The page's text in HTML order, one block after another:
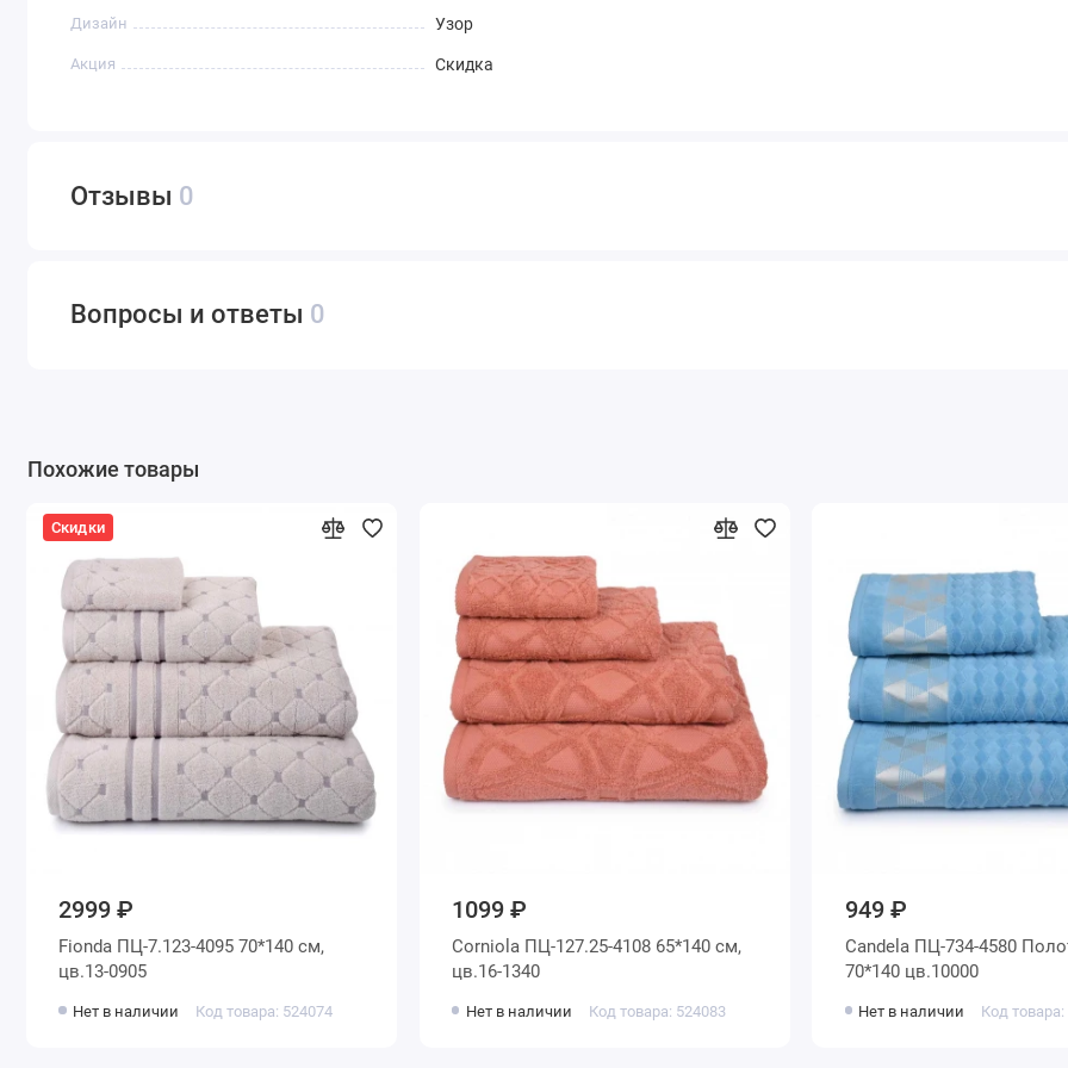
Дизайн Узор
Акция Скидка
Отзывы 0
Вопросы и ответы 0
Похожие товары
Скидки
2999 ₽
Fionda ПЦ-7.123-4095 70*140 см,
цв.13-0905
Нет в наличии Код товара: 524074
1099 ₽
Corniola ПЦ-127.25-4108 65*140 см,
цв.16-1340
Нет в наличии Код товара: 524083
949 ₽
Candela ПЦ-734-4580
70*140 цв.10000
Нет в наличии Код